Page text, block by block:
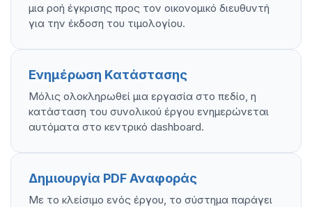
μια ροή έγκρισης προς τον οικονομικό διευθυντή
για την έκδοση του τιμολογίου.
Ενημέρωση Κατάστασης
Μόλις ολοκληρωθεί μια εργασία στο πεδίο, η
κατάσταση του συνολικού έργου ενημερώνεται
αυτόματα στο κεντρικό dashboard.
Δημιουργία PDF Αναφοράς
Με το κλείσιμο ενός έργου, το σύστημα παράγει